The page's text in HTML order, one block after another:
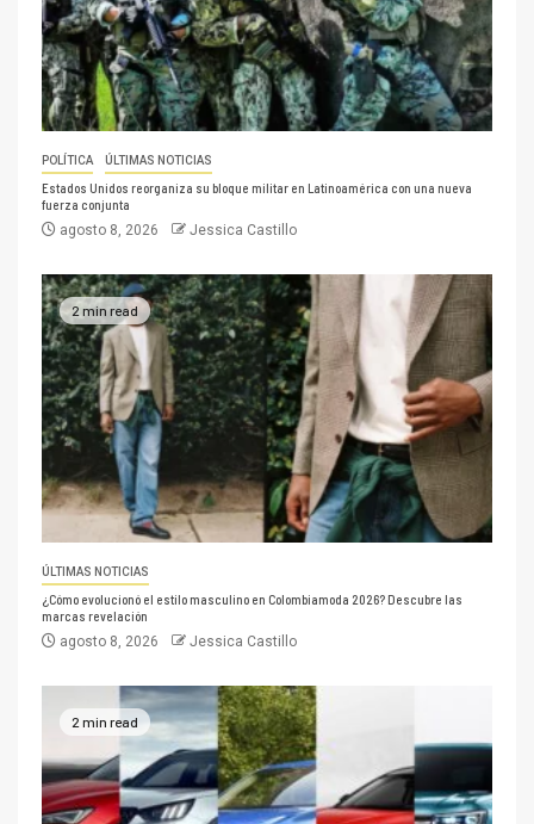
POLÍTICA ÚLTIMAS NOTICIAS
Estados Unidos reorganiza su bloque militar en Latinoamérica con una nueva
fuerza conjunta
agosto 8, 2026 Jessica Castillo
2 min read
ÚLTIMAS NOTICIAS
¿Cómo evolucionó el estilo masculino en Colombiamoda 2026? Descubre las
marcas revelación
agosto 8, 2026 Jessica Castillo
2 min read